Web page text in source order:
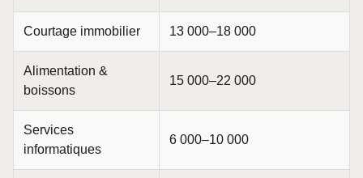
Courtage immobilier 13 000–18 000
Alimentation &
boissons
15 000–22 000
Services
informatiques
6 000–10 000